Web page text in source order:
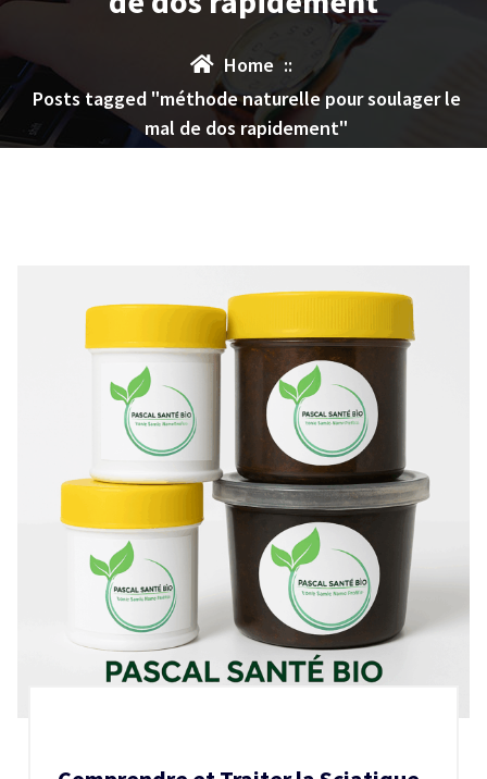
Home ::
Posts tagged "méthode naturelle pour soulager le
mal de dos rapidement"